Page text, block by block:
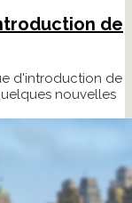
de
d'introduction de
nouvelles